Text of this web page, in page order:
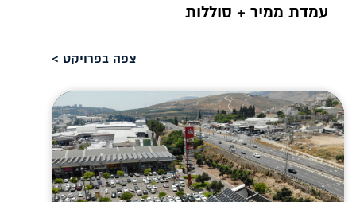
עמדת ממיר + סוללות
צפה בפרויקט >